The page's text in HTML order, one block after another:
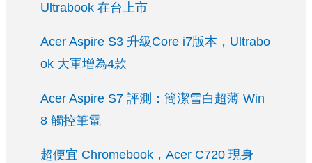
Ultrabook 在台上市
Acer Aspire S3 升級Core i7版本，Ultrabo
ok 大軍增為4款
Acer Aspire S7 評測：簡潔雪白超薄 Win
8 觸控筆電
超便宜 Chromebook，Acer C720 現身